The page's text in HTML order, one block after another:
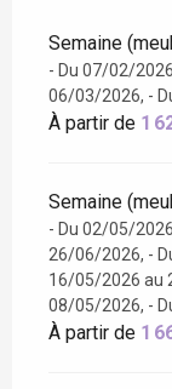
Semaine
- Du 07/02/
06/03/2026, -
À partir de 1
Semaine
- Du 02/05/
26/06/2026, -
16/05/2026 au
08/05/2026, -
À partir de 1